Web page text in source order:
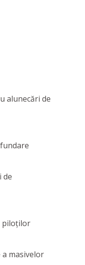
alunecări de
de
piloților
a masivelor